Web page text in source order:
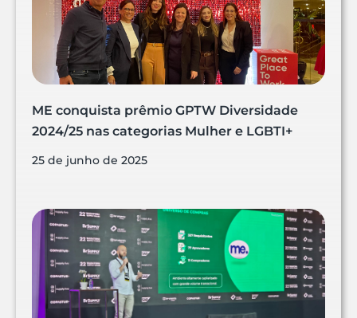
ME conquista prêmio GPTW Diversidade
2024/25 nas categorias Mulher e LGBTI+
25 de junho de 2025